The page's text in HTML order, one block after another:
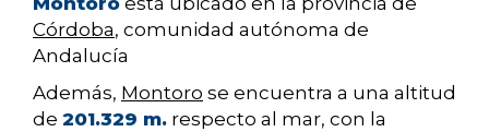
Córdoba, comunidad autónoma de
Andalucía
Además, Montoro se encuentra a una altitud
de 201.329 m. respecto al mar, con la